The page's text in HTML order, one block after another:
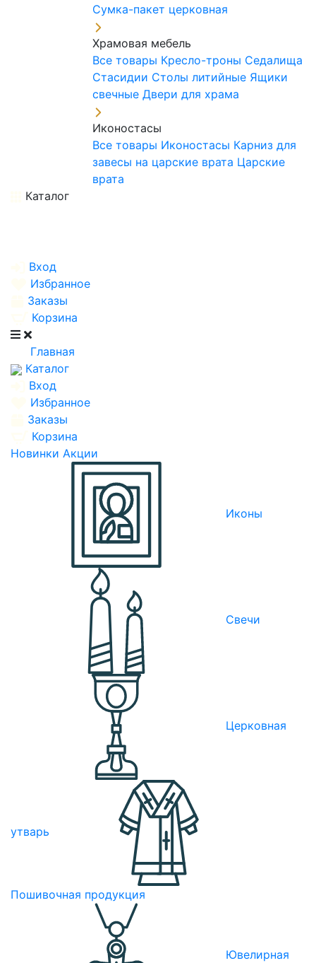
Сумка-пакет церковная
Храмовая мебель
Все товары Кресло-троны Седалища
Стасидии Столы литийные Ящики
свечные Двери для храма
Иконостасы
Все товары Иконостасы Карниз для
завесы на царские врата Царские
врата
Каталог
Вход
Избранное
Заказы
Корзина
Главная
Каталог
Вход
Избранное
Заказы
Корзина
Новинки Акции
Иконы
Свечи
Церковная
утварь
Пошивочная продукция
Ювелирная